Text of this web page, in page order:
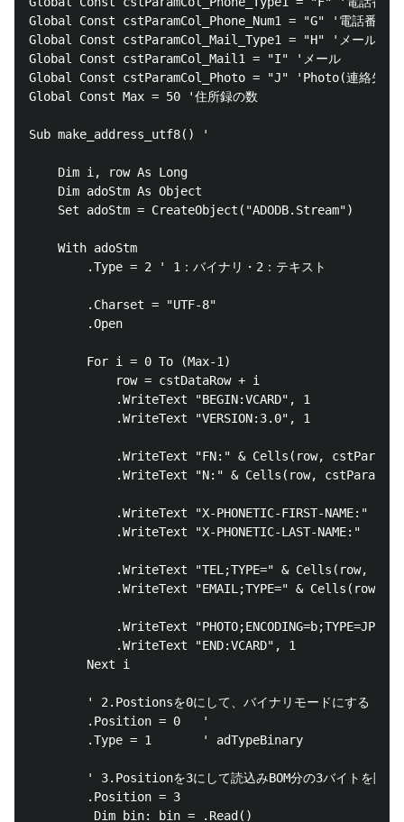
Global Const cstParamCol_Phone_Num1 = "G" '電話番号
Global Const cstParamCol_Mail_Type1 = "H" 'メール
Global Const cstParamCol_Mail1 = "I" 'メール
Global Const cstParamCol_Photo = "J" 'Photo(連絡先画
Global Const Max = 50 '住所録の数
Sub make_address_utf8() '
    Dim i, row As Long
    Dim adoStm As Object
    Set adoStm = CreateObject("ADODB.Stream")
        For i = 0 To (Max-1)
            row = cstDataRow + i
            .WriteText "BEGIN:VCARD", 1
            .WriteText "VERSION:3.0", 1
.WriteText "FN:" & Cells(row,
.WriteText "N:" & Cells(row,
.WriteText "X-PHONETIC-FIRST-NAME:" &
.WriteText "X-PHONETIC-LAST-NAME:"  &
.WriteText "TEL;TYPE=" & Cells(row,
.WriteText "EMAIL;TYPE=" & Cells(row,
.WriteText
            .WriteText "END:VCARD", 1
        Next i
        .Position = 0	'
        .Type = 1 		' adTypeBinary
        .Position = 3
         Dim bin: bin = .Read()